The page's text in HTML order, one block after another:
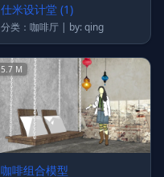
仕米设计堂 (1)
分类：咖啡厅 | by: qing
5.7 M
咖啡组合模型